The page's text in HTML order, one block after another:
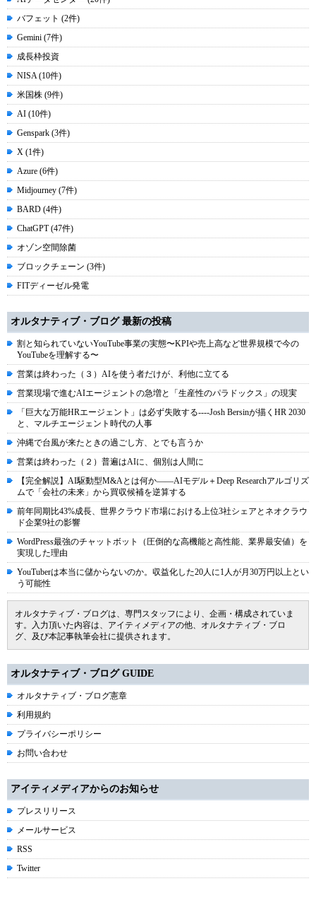
バフェット (2件)
Gemini (7件)
成長枠投資
NISA (10件)
米国株 (9件)
AI (10件)
Genspark (3件)
X (1件)
Azure (6件)
Midjourney (7件)
BARD (4件)
ChatGPT (47件)
オゾン空間除菌
ブロックチェーン (3件)
FITディーゼル発電
オルタナティブ・ブログ 最新の投稿
割と知られていないYouTube事業の実態〜KPIや売上高など世界規模で今の
YouTubeを理解する〜
営業は終わった（３）AIを使う者だけが、利他に立てる
営業現場で進むAIエージェントの急増と「生産性のパラドックス」の現実
「巨大な万能HRエージェント」は必ず失敗する----Josh Bersinが描くHR 2030
と、マルチエージェント時代の人事
沖縄で台風が来たときの過ごし方、とでも言うか
営業は終わった（２）普遍はAIに、個別は人間に
【完全解説】AI駆動型M&Aとは何か――AIモデル＋Deep Researchアルゴリズ
ムで「会社の未来」から買収候補を逆算する
前年同期比43%成長、世界クラウド市場における上位3社シェアとネオクラウ
ド企業9社の影響
WordPress最強のチャットボット（圧倒的な高機能と高性能、業界最安値）を
実現した理由
YouTuberは本当に儲からないのか。収益化した20人に1人が月30万円以上とい
う可能性
オルタナティブ・ブログは、専門スタッフにより、企画・構成されていま
す。入力頂いた内容は、アイティメディアの他、オルタナティブ・ブロ
グ、及び本記事執筆会社に提供されます。
オルタナティブ・ブログ GUIDE
オルタナティブ・ブログ憲章
利用規約
プライバシーポリシー
お問い合わせ
アイティメディアからのお知らせ
プレスリリース
メールサービス
RSS
Twitter